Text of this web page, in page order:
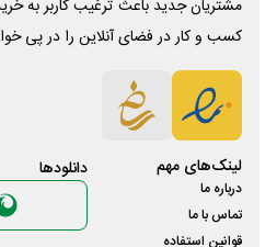
مشتریان جدید باعث ترغیب کاربر به
کسب و کار در فضای آنلاین را در پی
لینک‌های مهم
درباره ما
تماس با ما
قوانین استفاده
دانلود‌ها